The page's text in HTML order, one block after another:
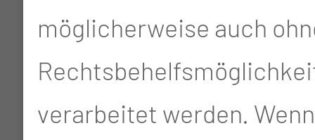
möglicherweise auch
verarbeitet werden.